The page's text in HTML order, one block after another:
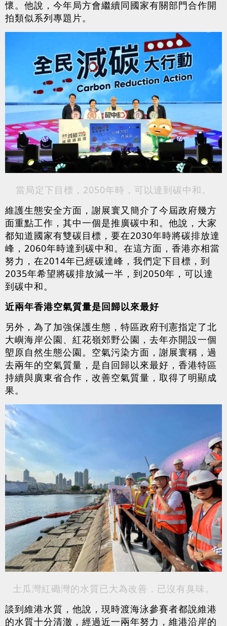
懷。他說，今年局方會繼續同國家有關部門合作開
拍類似系列專題片。
當局定下目標，2050年時，可以達到碳中和。
維護生態安全方面，謝展寰又簡介了今屆政府幾方
面重點工作，其中一個是推廣碳中和。他說，大家
都知道國家有雙碳目標，要在2030年時將碳排放達
峰，2060年時達到碳中和。在這方面，香港亦相當
努力，在2014年已經碳達峰，我們定下目標，到
2035年希望將碳排放減一半，到2050年，可以達
到碳中和。
近兩年香港空氣質量是回歸以來最好
另外，為了加強保護生態，特區政府刊憲指定了北
大嶼海岸公園、紅花嶺郊野公園，去年亦開設一個
塱原自然生態公園。空氣污染方面，謝展寰稱，過
去兩年的空氣質量，是自回歸以來最好，香港特區
持續與廣東省合作，改善空氣質量，取得了明顯成
果。
土瓜灣紅磡灣的水質已大為改善，已沒有臭味。
談到維港水質，他說，現時渡海泳參賽者都說維港
的水質十分清澈，經過近一兩年努力，維港沿岸的